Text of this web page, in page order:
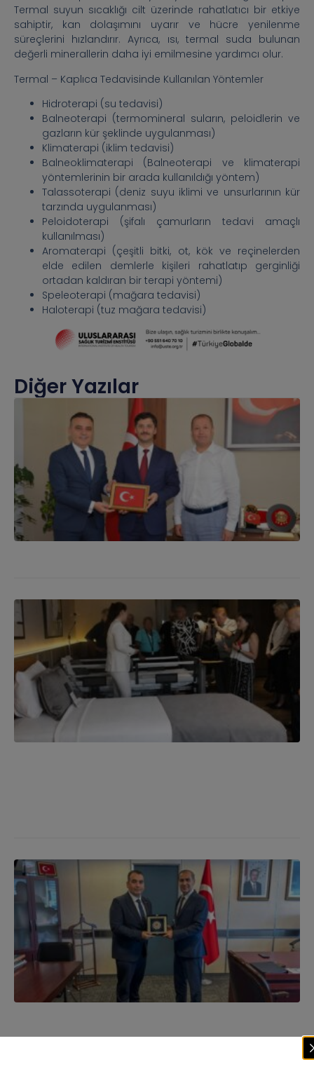
Termal suyun sıcaklığı cilt üzerinde rahatlatıcı bir etkiye
sahiptir, kan dolaşımını uyarır ve hücre yenilenme
süreçlerini hızlandırır. Ayrıca, ısı, termal suda bulunan
değerli minerallerin daha iyi emilmesine yardımcı olur.
Termal – Kaplıca Tedavisinde Kullanılan Yöntemler
Hidroterapi (su tedavisi)
Balneoterapi (termomineral suların, peloidlerin ve
gazların kür şeklinde uygulanması)
Klimaterapi (iklim tedavisi)
Balneoklimaterapi (Balneoterapi ve klimaterapi
yöntemlerinin bir arada kullanıldığı yöntem)
Talassoterapi (deniz suyu iklimi ve unsurlarının kür
tarzında uygulanması)
Peloidoterapi (şifalı çamurların tedavi amaçlı
kullanılması)
Aromaterapi (çeşitli bitki, ot, kök ve reçinelerden
elde edilen demlerle kişileri rahatlatıp gerginliği
ortadan kaldıran bir terapi yöntemi)
Speleoterapi (mağara tedavisi)
Haloterapi (tuz mağara tedavisi)
Diğer Yazılar